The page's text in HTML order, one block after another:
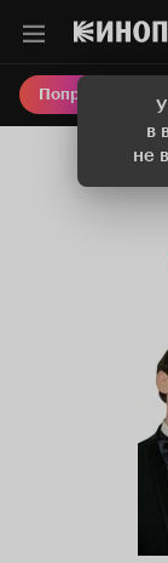
в
не
Попробовать